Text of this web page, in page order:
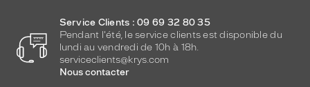
Service Clients : 09 69 32 80 35
Pendant l'été, le service clients est disponible du
lundi au vendredi de 10h à 18h.
serviceclients@krys.com
Nous contacter